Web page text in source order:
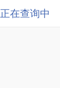
正在查询中